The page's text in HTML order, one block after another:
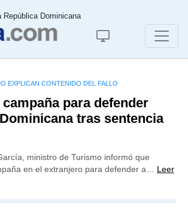
República Dominicana
EXPLICAN CONTENIDO DEL FALLO
para defender
tras sentencia
ministro de Turismo informó que
en el extranjero para defender a… Leer